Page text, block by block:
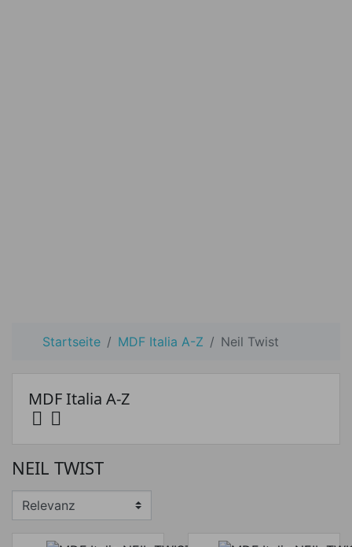
Startseite MDF Italia A-Z Neil Twist
Preis von
MDF Italia A-Z
 
NEIL TWIST